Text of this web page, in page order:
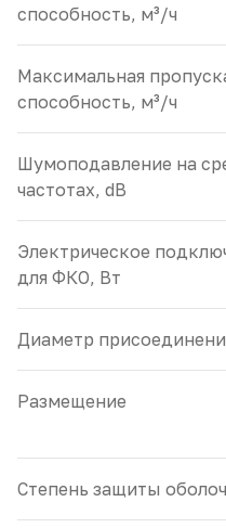
способность, м³/ч
Максимальная
способность, м³/ч
Шумоподавление на
частотах, dB
Электрическое
для ФКО, Вт
Диаметр
Размещение
Cтепень защиты